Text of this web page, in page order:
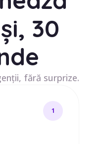
30
fără surprize.
1